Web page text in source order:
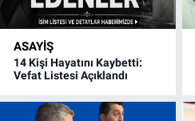
ASAYIŞ
14 Kişi Hayatını Kaybetti:
Vefat Listesi Açıklandı